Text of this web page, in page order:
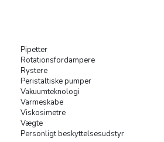
Pipetter
Rotationsfordampere
Rystere
Peristaltiske pumper
Vakuumteknologi
Varmeskabe
Viskosimetre
Vægte
Personligt beskyttelsesudstyr